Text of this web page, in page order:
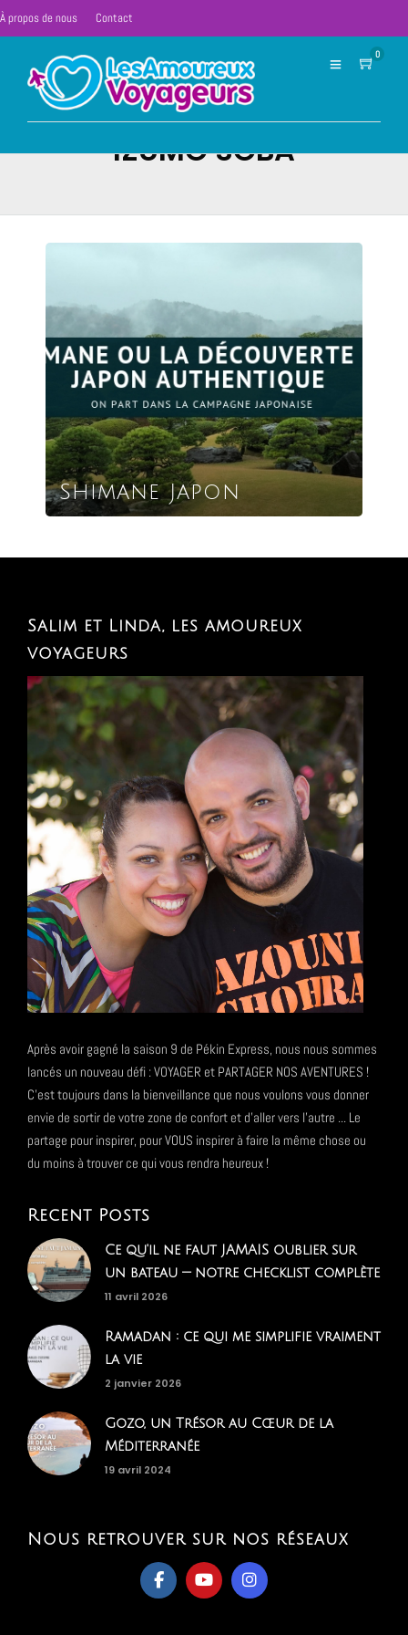
À propos de nous Contact
0
IZUMO SOBA
Shimane Japon
Salim et Linda, les amoureux
voyageurs
Après avoir gagné la saison 9 de Pékin Express, nous nous sommes
lancés un nouveau défi : VOYAGER et PARTAGER NOS AVENTURES !
C'est toujours dans la bienveillance que nous voulons vous donner
envie de sortir de votre zone de confort et d'aller vers l'autre ... Le
partage pour inspirer, pour VOUS inspirer à faire la même chose ou
du moins à trouver ce qui vous rendra heureux !
Recent Posts
Ce qu'il ne faut JAMAIS oublier sur
un bateau — notre checklist complète
11 avril 2026
Ramadan : ce qui me simplifie vraiment
la vie
2 janvier 2026
Gozo, un Trésor au Cœur de la
Méditerranée
19 avril 2024
Nous retrouver sur nos réseaux